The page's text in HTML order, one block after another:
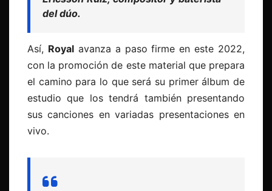
del dúo.
Así, Royalavanza a paso firme en este 2022,
con la promoción de este material que prepara
el camino para lo que será su primer álbum de
estudio que los tendrá también presentando
sus canciones en variadas presentaciones en
vivo.